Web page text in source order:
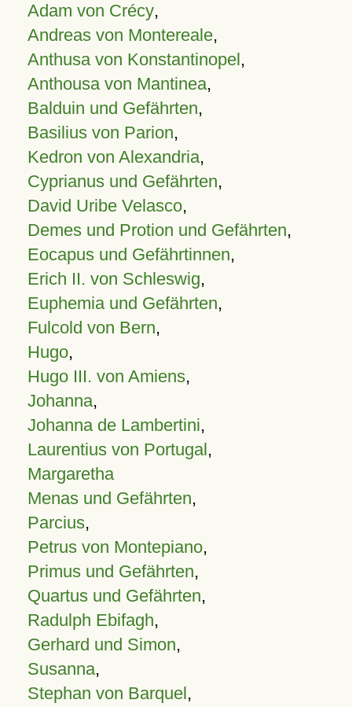
Adam von Crécy,
Andreas von Montereale,
Anthusa von Konstantinopel,
Anthousa von Mantinea,
Balduin und Gefährten,
Basilius von Parion,
Kedron von Alexandria,
Cyprianus und Gefährten,
David Uribe Velasco,
Demes und Protion und Gefährten,
Eocapus und Gefährtinnen,
Erich II. von Schleswig,
Euphemia und Gefährten,
Fulcold von Bern,
Hugo,
Hugo III. von Amiens,
Johanna,
Johanna de Lambertini,
Laurentius von Portugal,
Margaretha
Menas und Gefährten,
Parcius,
Petrus von Montepiano,
Primus und Gefährten,
Quartus und Gefährten,
Radulph Ebifagh,
Gerhard und Simon,
Susanna,
Stephan von Barquel,